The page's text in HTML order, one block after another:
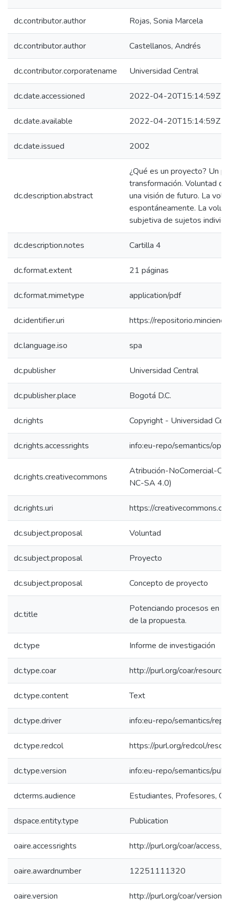
dc.contributor.author Rojas, Sonia Marcela
dc.contributor.author Castellanos, Andrés
dc.contributor.corporatename Universidad Central
dc.date.accessioned 2022-04-20T15:14:59Z
dc.date.available 2022-04-20T15:14:59Z
dc.date.issued 2002
dc.description.abstract
¿Qué es un proyecto? Un
transformación. Voluntad
una visión de futuro. La
espontáneamente. La
subjetiva de sujetos
dc.description.notes Cartilla 4
dc.format.extent 21 páginas
dc.format.mimetype application/pdf
dc.identifier.uri https://
dc.language.iso spa
dc.publisher Universidad Central
dc.publisher.place Bogotá D.C.
dc.rights Copyright - Universidad
dc.rights.accessrights info:eu-repo/semantics/
dc.rights.creativecommons
Atribución-NoComercial-
NC-SA 4.0)
dc.rights.uri https://
dc.subject.proposal Voluntad
dc.subject.proposal Proyecto
dc.subject.proposal Concepto de proyecto
dc.title
Potenciando procesos en
de la propuesta.
dc.type Informe de investigación
dc.type.coar http://purl.org/coar/
dc.type.content Text
dc.type.driver info:eu-repo/semantics/
dc.type.redcol https://purl.org/redcol/
dc.type.version info:eu-repo/semantics/
dcterms.audience Estudiantes, Profesores,
dspace.entity.type Publication
oaire.accessrights http://purl.org/coar/
oaire.awardnumber 12251111320
oaire.version http://purl.org/coar/